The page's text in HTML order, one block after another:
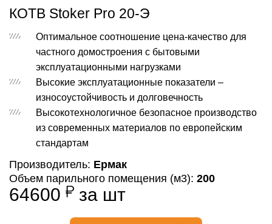
КОТВ Stoker Pro 20-Э
Оптимальное соотношение цена-качество для
частного домостроения с бытовыми
эксплуатационными нагрузками
Высокие эксплуатационные показатели –
износоустойчивость и долговечность
Высокотехнологичное безопасное производство
из современных материалов по европейским
стандартам
Производитель: Ермак
Объем парильного помещения (м3): 200
64600 за шт